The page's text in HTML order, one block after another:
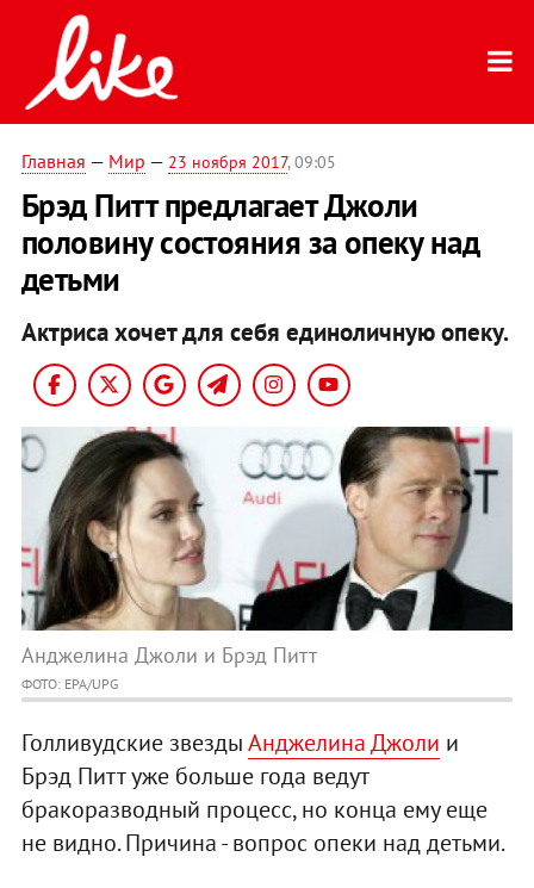
Главная — Мир — 23 ноября 2017, 09:05
Брэд Питт предлагает Джоли
половину состояния за опеку над
детьми
Актриса хочет для себя единоличную опеку.
Анджелина Джоли и Брэд Питт
ФОТО: EPA/UPG
Голливудские звездыАнджелина Джоли и
Брэд Питт уже больше года ведут
бракоразводный процесс, но конца ему еще
не видно. Причина - вопрос опеки над детьми.